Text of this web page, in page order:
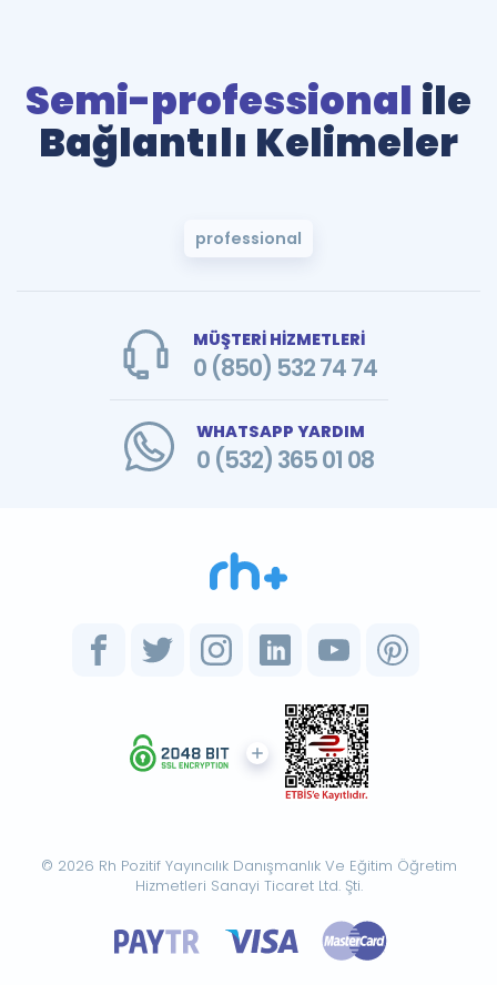
Semi-professional ile
Bağlantılı Kelimeler
professional
MÜŞTERİ HİZMETLERİ
0 (850) 532 74 74
WHATSAPP YARDIM
0 (532) 365 01 08
© 2026 Rh Pozitif Yayıncılık Danışmanlık Ve Eğitim Öğretim
Hizmetleri Sanayi Ticaret Ltd. Şti.